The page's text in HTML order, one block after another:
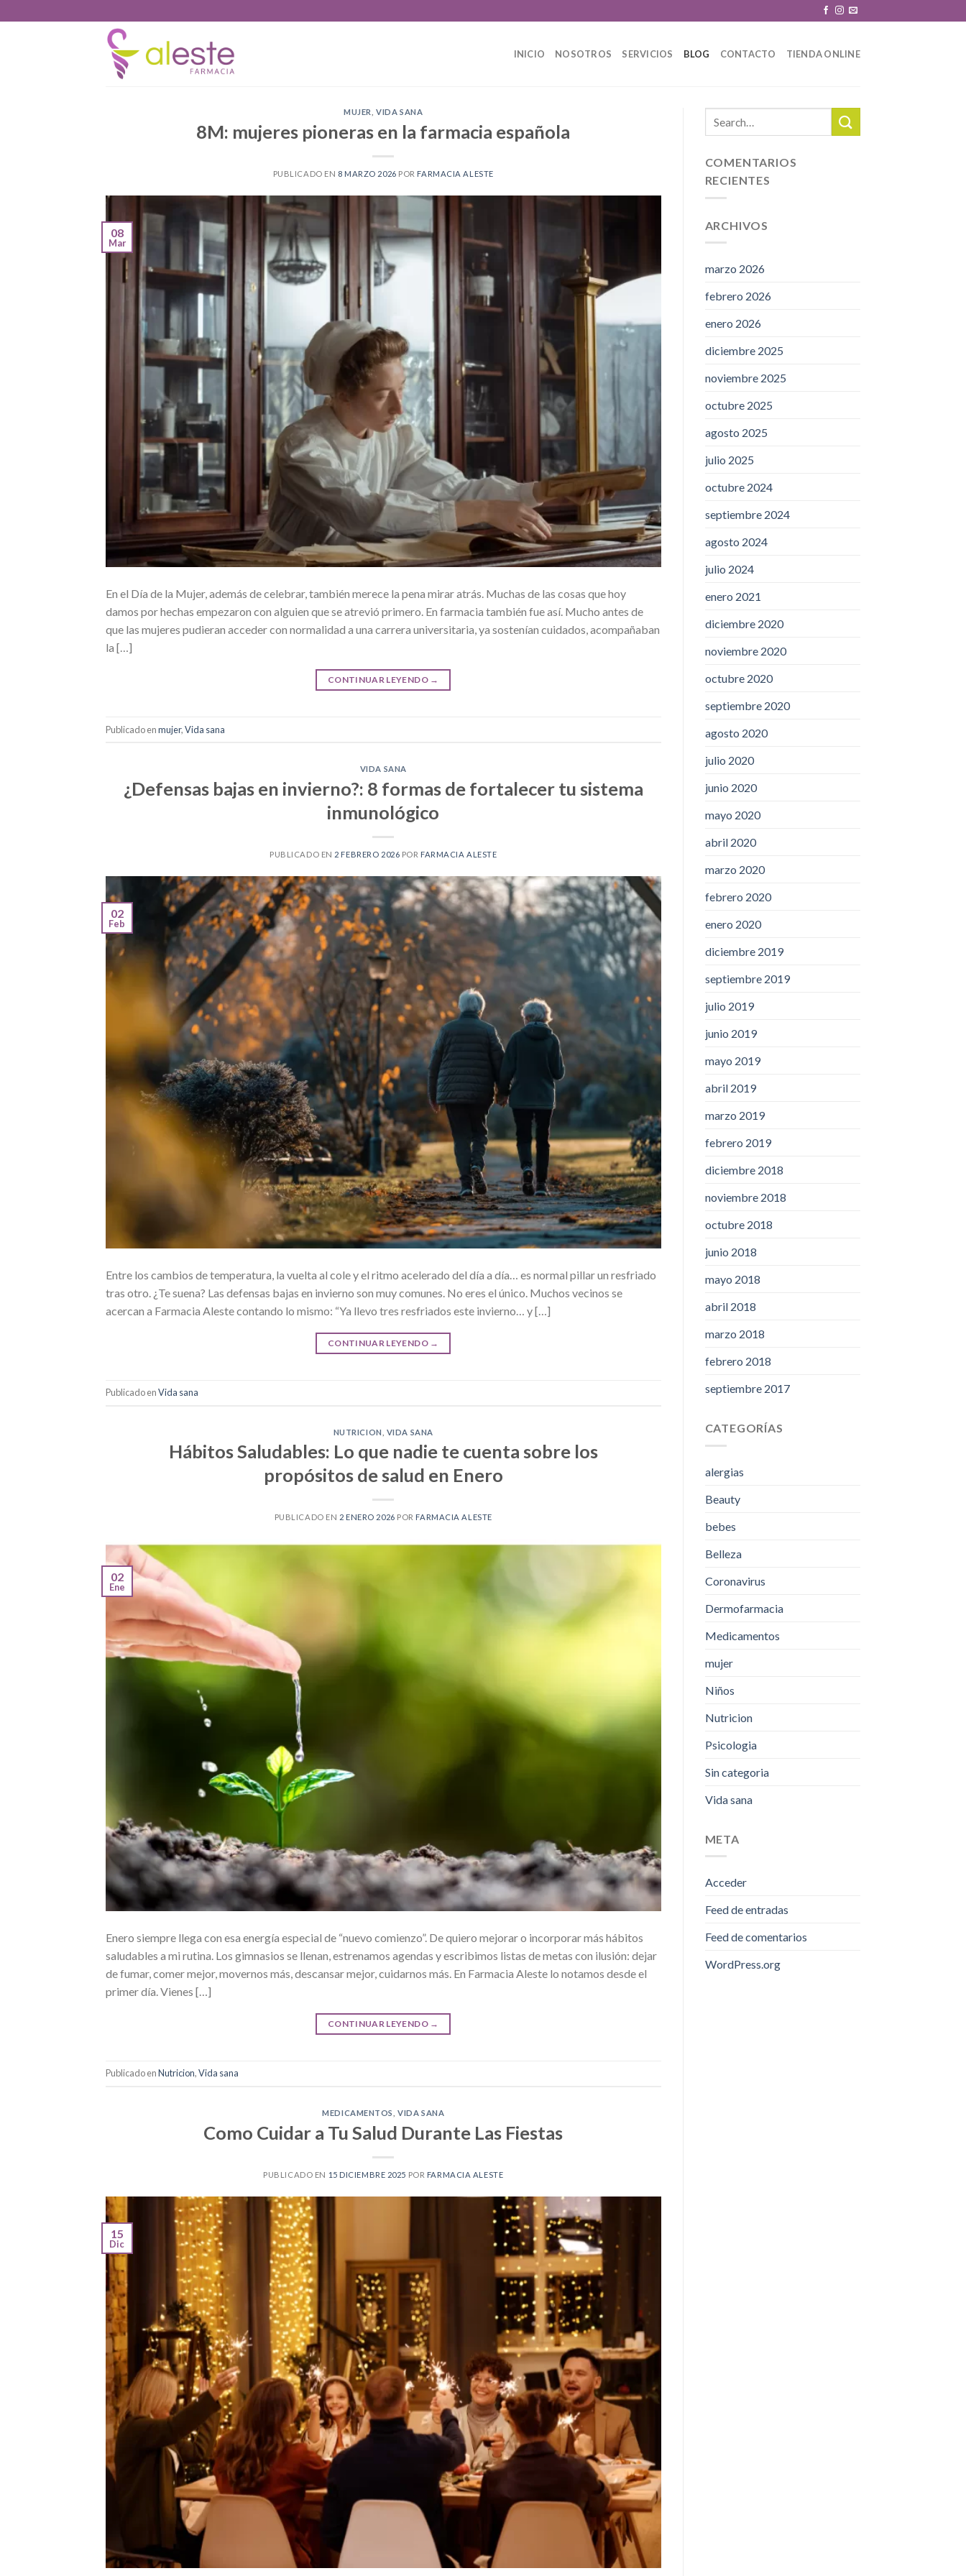
to
INICIO NOSOTROS SERVICIOS BLOG CONTACTO TIENDA ONLINE
MUJER ,VIDA SANA
8M: mujeres pioneras en la farmacia española
PUBLICADO EN 8 MARZO 2026 POR FARMACIA ALESTE
08
Mar
En el Día de la Mujer, además de celebrar, también merece la pena mirar atrás. Muchas de las cosas que hoy
damos por hechas empezaron con alguien que se atrevió primero. En farmacia también fue así. Mucho antes de
que las mujeres pudieran acceder con normalidad a una carrera universitaria, ya sostenían cuidados, acompañaban
la […]
CONTINUAR LEYENDO →
Publicado enmujer,Vida sana
VIDA SANA
¿Defensas bajas en invierno?: 8 formas de fortalecer tu sistema
inmunológico
PUBLICADO EN 2 FEBRERO 2026 POR FARMACIA ALESTE
02
Feb
Entre los cambios de temperatura, la vuelta al cole y el ritmo acelerado del día a día… es normal pillar un resfriado
tras otro. ¿Te suena? Las defensas bajas en invierno son muy comunes. No eres el único. Muchos vecinos se
acercan a Farmacia Aleste contando lo mismo: “Ya llevo tres resfriados este invierno… y […]
CONTINUAR LEYENDO →
Publicado enVida sana
NUTRICION VIDA SANA
Hábitos Saludables: Lo que nadie te cuenta sobre los
propósitos de salud en Enero
PUBLICADO EN 2 ENERO 2026 POR FARMACIA ALESTE
02
Ene
Enero siempre llega con esa energía especial de “nuevo comienzo”. De quiero mejorar o incorporar más hábitos
saludables a mi rutina. Los gimnasios se llenan, estrenamos agendas y escribimos listas de metas con ilusión: dejar
de fumar, comer mejor, movernos más, descansar mejor, cuidarnos más. En Farmacia Aleste lo notamos desde el
primer día. Vienes […]
CONTINUAR LEYENDO →
Publicado enNutricion,Vida sana
MEDICAMENTOS ,VIDA SANA
Como Cuidar a Tu Salud Durante Las Fiestas
PUBLICADO EN 15 DICIEMBRE 2025 POR FARMACIA ALESTE
15
Dic
COMENTARIOS
RECIENTES
ARCHIVOS
marzo 2026
febrero 2026
enero 2026
diciembre 2025
noviembre 2025
octubre 2025
agosto 2025
julio 2025
octubre 2024
septiembre 2024
agosto 2024
julio 2024
enero 2021
diciembre 2020
noviembre 2020
octubre 2020
septiembre 2020
agosto 2020
julio 2020
junio 2020
mayo 2020
abril 2020
marzo 2020
febrero 2020
enero 2020
diciembre 2019
septiembre 2019
julio 2019
junio 2019
mayo 2019
abril 2019
marzo 2019
febrero 2019
diciembre 2018
noviembre 2018
octubre 2018
junio 2018
mayo 2018
abril 2018
marzo 2018
febrero 2018
septiembre 2017
CATEGORÍAS
alergias
Beauty
bebes
Belleza
Coronavirus
Dermofarmacia
Medicamentos
mujer
Niños
Nutricion
Psicologia
Sin categoria
Vida sana
META
Acceder
Feed de entradas
Feed de comentarios
WordPress.org